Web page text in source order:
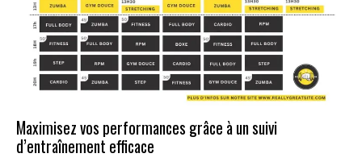
Maximisez vos performances grâce à un suivi
d’entraînement efficace